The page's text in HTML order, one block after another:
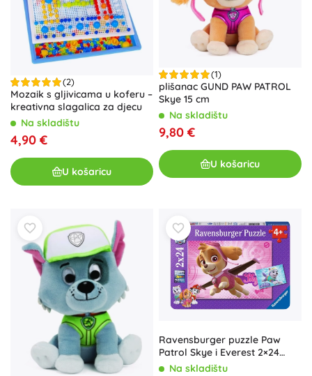
(2)
Mozaik s gljivicama u koferu –
kreativna slagalica za djecu
Na skladištu
4,90 €
U košaricu
(1)
plišanac GUND PAW PATROL
Skye 15 cm
Na skladištu
9,80 €
U košaricu
Ravensburger puzzle Paw
Patrol Skye i Everest 2×24
dijelova
Na skladištu